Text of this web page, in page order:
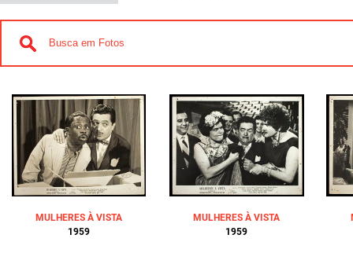
MULHERES À VISTA
1959
MULHERES À VISTA
1959